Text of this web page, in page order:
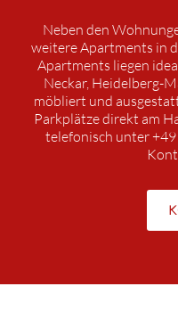
Neben den
weitere Apartments in
Apartments liegen
Neckar, Heidelberg-
möbliert und
Parkplätze direkt am
telefonisch unter